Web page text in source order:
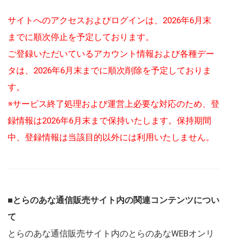
サイトへのアクセスおよびログインは、2026年6月末
までに順次停止を予定しております。
ご登録いただいているアカウント情報および各種デー
タは、2026年6月末までに順次削除を予定しておりま
す。
※サービス終了処理および運営上必要な対応のため、登
録情報は2026年6月末まで保持いたします。保持期間
中、登録情報は当該目的以外には利用いたしません。
■とらのあな通信販売サイト内の関連コンテンツについ
て
とらのあな通信販売サイト内のとらのあなWEBオンリ